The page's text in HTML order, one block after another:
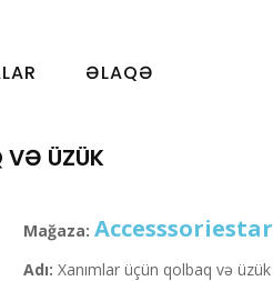
ƏLAQƏ
VƏ ÜZÜK
Mağaza: Accesssoriestar
Adı: Xanımlar üçün qolbaq və üzük